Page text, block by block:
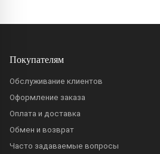
Покупателям
Обслуживание клиентов
Оформление заказа
Оплата и доставка
Обмен и возврат
Часто задаваемые вопросы